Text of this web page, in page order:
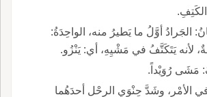
الجَرادُ أوَّلُ ما يَطيرُ منه، الواحِدَةُ:
لأنه يَتَكَتَّفُ في مَشْيِهِ، أي: يَنْزُو.
مَشَى رُوَيْداً.
الأمْرِ، وشَدَّ حِنْوَيِ الرحْلِ أحدَهُما